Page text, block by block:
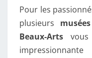
Pour les
plusieurs musées
Beaux-Arts vous